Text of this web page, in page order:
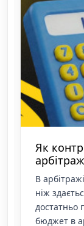
Відео в
2026 рік
Відео у
форматом